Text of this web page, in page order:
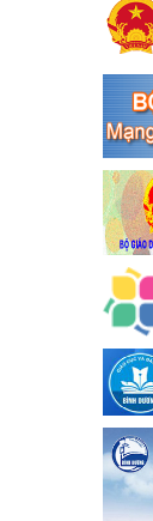
an toàn giao
bàn thị xã Bến
Kế hoạch Triển
toàn giao thông
Ngày ban hành:
Kế hoạch thực
của Thủ
tranh tội
tổ chức đánh
Kế hoạch thực
Thủ tướng
phạm, vi phạm
bạc và đánh bạc
Ngày ban hành:
Kế hoạch Tổ
Cát Lần thứ
Kế hoạch Tổ
Lần thứ VIII,